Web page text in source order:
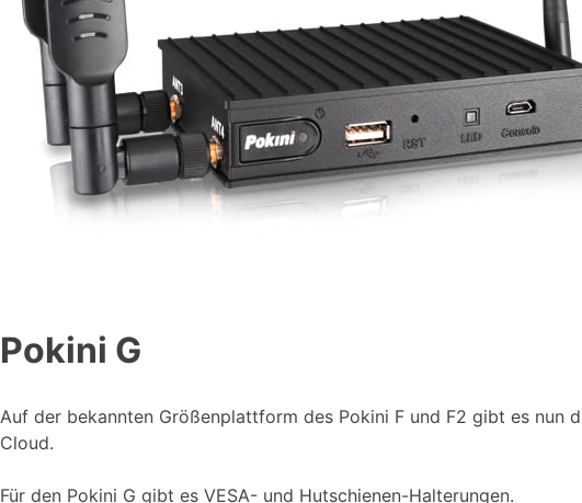
Pokini G
Auf der bekannten Größenplattform des Pokini F und F2 gibt es nun
Cloud.
Für den Pokini G gibt es VESA- und Hutschienen-Halterungen.